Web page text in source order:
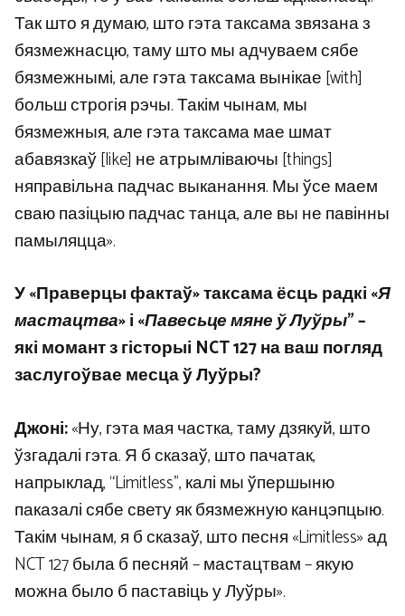
Так што я думаю, што гэта таксама звязана з
бязмежнасцю, таму што мы адчуваем сябе
бязмежнымі, але гэта таксама вынікае [with]
больш строгія рэчы. Такім чынам, мы
бязмежныя, але гэта таксама мае шмат
абавязкаў [like] не атрымліваючы [things]
няправільна падчас выканання. Мы ўсе маем
сваю пазіцыю падчас танца, але вы не павінны
памыляцца».
У «Праверцы фактаў» таксама ёсць радкі «Я
мастацтва» і «Павесьце мяне ў Луўры” –
які момант з гісторыі NCT 127 на ваш погляд
заслугоўвае месца ў Луўры?
Джоні:«Ну, гэта мая частка, таму дзякуй, што
ўзгадалі гэта. Я б сказаў, што пачатак,
напрыклад, “Limitless”, калі мы ўпершыню
паказалі сябе свету як бязмежную канцэпцыю.
Такім чынам, я б сказаў, што песня «Limitless» ад
NCT 127 была б песняй – мастацтвам – якую
можна было б паставіць у Луўры».